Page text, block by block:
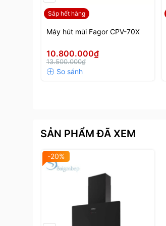
Sắp hết hàng
Máy hút mùi Fagor CPV-70X
10.800.000₫
13.500.000₫
SẢN PHẨM ĐÃ XEM
-20%